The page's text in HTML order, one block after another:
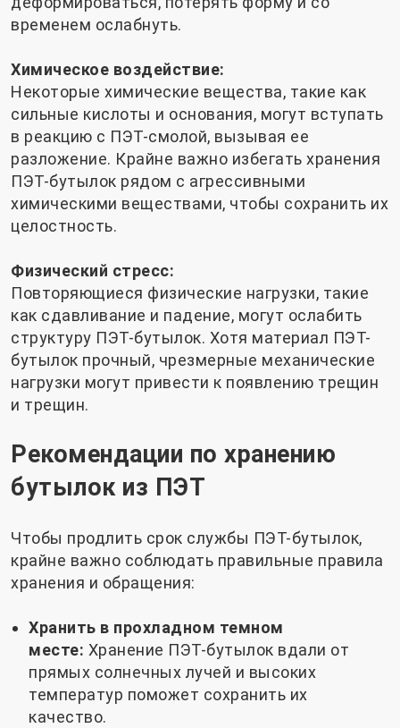
временем ослабнуть.
Химическое воздействие:
Некоторые химические вещества, такие как
сильные кислоты и основания, могут вступать
в реакцию с ПЭТ-смолой, вызывая ее
разложение. Крайне важно избегать хранения
ПЭТ-бутылок рядом с агрессивными
химическими веществами, чтобы сохранить их
целостность.
Физический стресс:
Повторяющиеся физические нагрузки, такие
как сдавливание и падение, могут ослабить
структуру ПЭТ-бутылок. Хотя материал ПЭТ-
бутылок прочный, чрезмерные механические
нагрузки могут привести к появлению трещин
и трещин.
Рекомендации по хранению
бутылок из ПЭТ
Чтобы продлить срок службы ПЭТ-бутылок,
крайне важно соблюдать правильные правила
хранения и обращения:
Хранить в прохладном темном
месте: Хранение ПЭТ-бутылок вдали от
прямых солнечных лучей и высоких
температур поможет сохранить их
качество.